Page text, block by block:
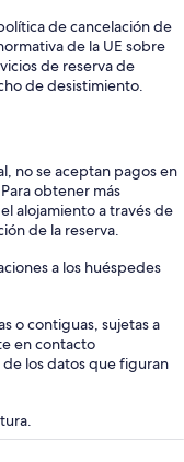
de cancelación de
de la UE sobre
de reserva de
de desistimiento.
no se aceptan pagos en
obtener más
alojamiento a través de
de la reserva.
a los huéspedes
o contiguas, sujetas a
en contacto
los datos que figuran